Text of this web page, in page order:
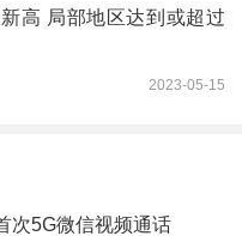
高 局部地区达到或超过
2023-05-15
次5G微信视频通话